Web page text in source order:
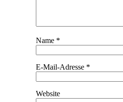
Name *
E-Mail-Adresse *
Website